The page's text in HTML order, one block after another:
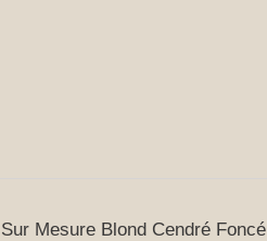
Sur Mesure Blond Cendré Foncé